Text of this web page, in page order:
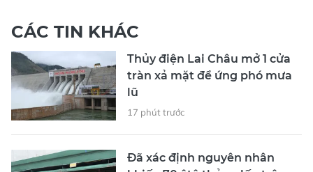
CÁC TIN KHÁC
Thủy điện Lai Châu mở 1 cửa
tràn xả mặt để ứng phó mưa
lũ
17 phút trước
Đã xác định nguyên nhân